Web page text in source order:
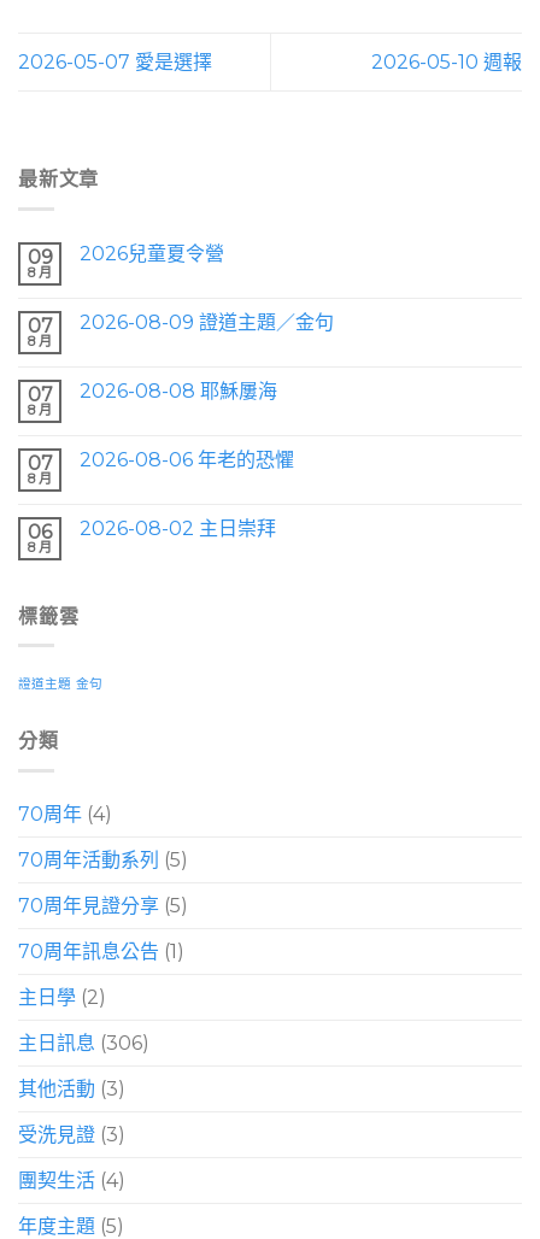
2026-05-07 愛是選擇 2026-05-10 週報
最新文章
09
8 月
2026兒童夏令營
07
8 月
2026-08-09 證道主題／金句
07
8 月
2026-08-08 耶穌屢海
07
8 月
2026-08-06 年老的恐懼
06
8 月
2026-08-02 主日崇拜
標籤雲
證道主題 金句
分類
70周年 (4)
70周年活動系列 (5)
70周年見證分享 (5)
70周年訊息公告 (1)
主日學 (2)
主日訊息 (306)
其他活動 (3)
受洗見證 (3)
團契生活 (4)
年度主題 (5)